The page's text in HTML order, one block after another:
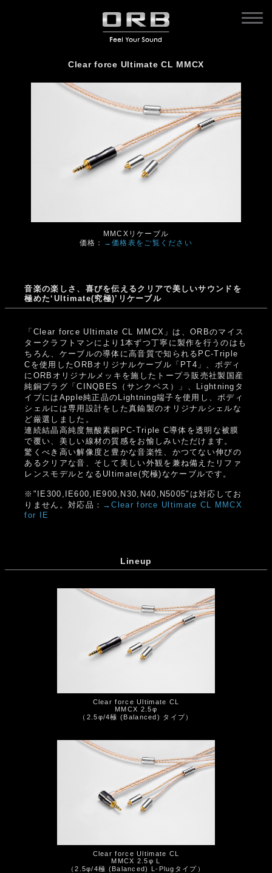
Clear force Ultimate CL MMCX
MMCXリケーブル
価格：
→価格表をご覧ください
音楽の楽しさ、喜びを伝えるクリアで美しいサウンドを
極めた‘Ultimate(究極)’リケーブル
「Clear force Ultimate CL MMCX」は、ORBのマイス
タークラフトマンにより1本ずつ丁寧に製作を行うのはも
ちろん、ケーブルの導体に高音質で知られるPC-Triple
Cを使用したORBオリジナルケーブル「PT4」、ボディ
にORBオリジナルメッキを施したトープラ販売社製国産
純銅プラグ「CINQBES（サンクベス）」、Lightningタ
イプにはApple純正品のLightning端子を使用し、ボディ
シェルには専用設計をした真鍮製のオリジナルシェルな
ど厳選しました。
連続結晶高純度無酸素銅PC-Triple C導体を透明な被膜
で覆い、美しい線材の質感をお愉しみいただけます。
驚くべき高い解像度と豊かな音楽性、かつてない伸びの
あるクリアな音、そして美しい外観を兼ね備えたリファ
レンスモデルとなるUltimate(究極)なケーブルです。
※"IE300,IE600,IE900,N30,N40,N5005"は対応してお
りません。対応品： →Clear force Ultimate CL MMCX
for IE
Lineup
Clear force Ultimate CL
MMCX 2.5φ
（2.5φ/4極 (Balanced) タイプ）
Clear force Ultimate CL
MMCX 2.5φ L
（2.5φ/4極 (Balanced) L-Plugタイプ）